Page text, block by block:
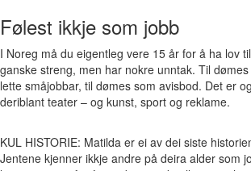
Følest ikkje som jobb
I Noreg må du eigentleg vere 15 år for å ha lov
ganske streng, men har nokre unntak. Til
lette småjobbar, til dømes som avisbod. Det er
deriblant teater – og kunst, sport og reklame.
KUL HISTORIE: Matilda er ei av dei siste
Jentene kjenner ikkje andre på deira alder som